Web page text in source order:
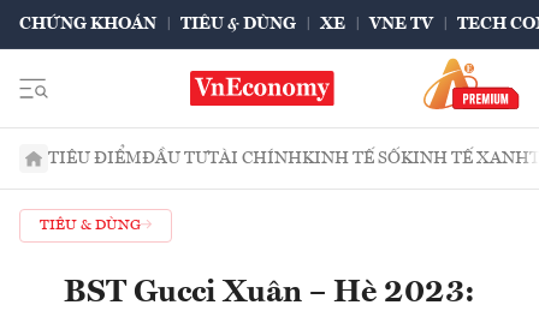
CHỨNG KHOÁN TIÊU & DÙNG XE VNE TV TECH
TIÊU ĐIỂMĐẦU TƯTÀI CHÍNHKINH TẾ SỐKINH TẾ XANH
TIÊU & DÙNG
BST Gucci Xuân – Hè 2023: